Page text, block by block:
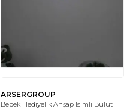
ARSERGROUP
Bebek Hediyelik Ahşap Isimli Bulut